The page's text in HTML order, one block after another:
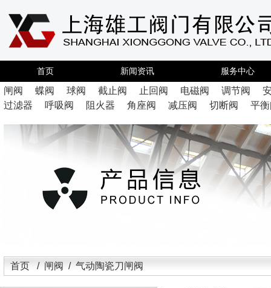
首页 新闻资讯 服务中心
闸阀 蝶阀 球阀 截止阀 止回阀 电磁阀 调节阀
过滤器
呼吸阀 阻火器 角座阀 减压阀 切断阀 平
首页 / 闸阀 / 气动陶瓷刀闸阀